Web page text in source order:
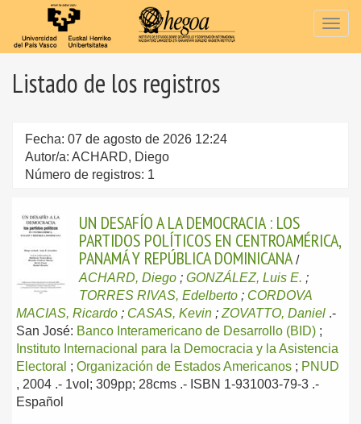
Listado de los registros
Fecha: 07 de agosto de 2026 12:24
Autor/a: ACHARD, Diego
Número de registros: 1
UN DESAFÍO A LA DEMOCRACIA : LOS
PARTIDOS POLÍTICOS EN CENTROAMÉRICA,
PANAMÁ Y REPÚBLICA DOMINICANA /
ACHARD, Diego ; GONZÁLEZ, Luis E. ;
TORRES RIVAS, Edelberto ; CORDOVA
MACIAS, Ricardo ; CASAS, Kevin ; ZOVATTO, Daniel .-
San José: Banco Interamericano de Desarrollo (BID) ;
Instituto Internacional para la Democracia y la Asistencia
Electoral ; Organización de Estados Americanos ; PNUD
, 2004 .- 1vol; 309pp; 28cms .- ISBN 1-931003-79-3 .-
Español